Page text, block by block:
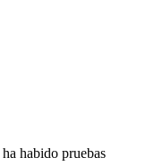
habido pruebas